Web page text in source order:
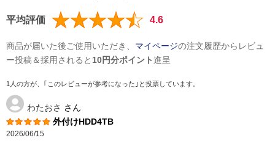
平均評価 4.6
商品が届いた後ご使用いただき、 マイページの注文履歴からレビュ
ー投稿＆採用されると 10円分ポイント進呈
1人の方が、｢このレビューが参考になった｣と投票しています。
わたおさ さん
外付けHDD4TB
2026/06/15